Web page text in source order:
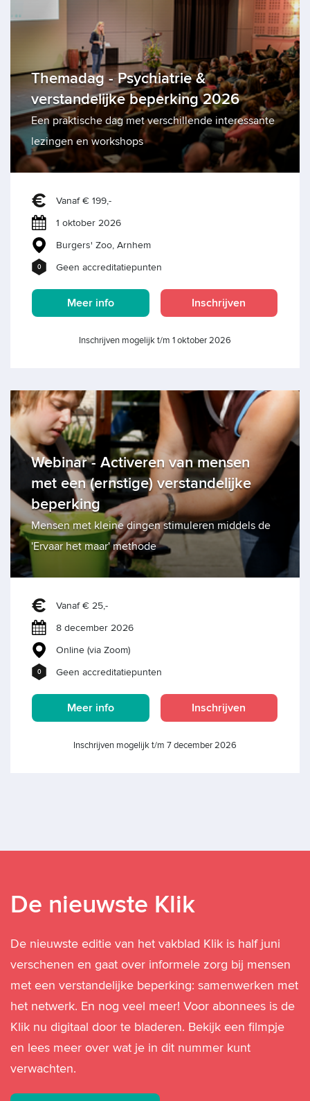
Themadag - Psychiatrie &
verstandelijke beperking 2026
Een praktische dag met verschillende interessante
lezingen en workshops
Vanaf € 199,-
1 oktober 2026
Burgers' Zoo, Arnhem
0 Geen accreditatiepunten
Meer info Inschrijven
Inschrijven mogelijk t/m 1 oktober 2026
Webinar - Activeren van mensen
met een (ernstige) verstandelijke
beperking
Mensen met kleine dingen stimuleren middels de
'Ervaar het maar' methode
Vanaf € 25,-
8 december 2026
Online (via Zoom)
0 Geen accreditatiepunten
Meer info Inschrijven
Inschrijven mogelijk t/m 7 december 2026
De nieuwste Klik
De nieuwste editie van het vakblad Klik is half juni
verschenen en gaat over informele zorg bij mensen
met een verstandelijke beperking: samenwerken met
het netwerk. En nog veel meer! Voor abonnees is de
Klik nu digitaal door te bladeren. Bekijk een filmpje
en lees meer over wat je in dit nummer kunt
verwachten.